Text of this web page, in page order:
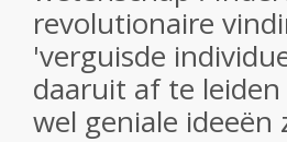
revolutionaire
'verguisde
daaruit af te
wel geniale ideeën